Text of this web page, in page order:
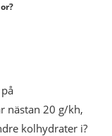
nästan 20 g/kh,
kolhydrater i?